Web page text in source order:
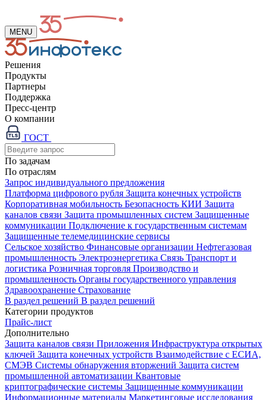
MENU
Решения
Продукты
Партнеры
Поддержка
Пресс-центр
О компании
ГОСТ
По задачам
По отраслям
Запрос индивидуального предложения
Платформа цифрового рубля Защита конечных устройств
Корпоративная мобильность Безопасность КИИ Защита
каналов связи Защита промышленных систем Защищенные
коммуникации Подключение к государственным системам
Защищенные телемедицинские сервисы
Сельское хозяйство Финансовые организации Нефтегазовая
промышленность Электроэнергетика Связь Транспорт и
логистика Розничная торговля Производство и
промышленность Органы государственного управления
Здравоохранение Страхование
В раздел решений В раздел решений
Категории продуктов
Прайс-лист
Дополнительно
Защита каналов связи Приложения Инфраструктура открытых
ключей Защита конечных устройств Взаимодействие с ЕСИА,
СМЭВ Системы обнаружения вторжений Защита систем
промышленной автоматизации Квантовые
криптографические системы Защищенные коммуникации
Информационные материалы Маркетинговые исследования